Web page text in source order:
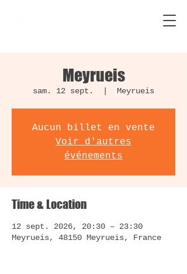
Meyrueis
sam. 12 sept. Meyrueis
Aucun billet en vente
Voir d'autres
événements
Time & Location
12 sept. 2026, 20:30 – 23:30
Meyrueis, 48150 Meyrueis, France